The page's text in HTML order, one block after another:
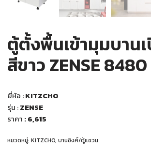
ตู้ตั้งพื้นเข้ามุมบาน
สีขาว ZENSE 8480
ยี่ห้อ :KITZCHO
รุ่น :ZENSE
ราคา : 6,615
หมวดหมู่: KITZCHO, บานซิงค์/ตู้แขวน